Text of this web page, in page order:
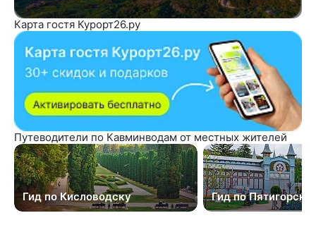
Карта гостя Курорт26.ру
Путеводители по Кавминводам от местных жителей
Гид по Кисловодску Гид по Пятигорску